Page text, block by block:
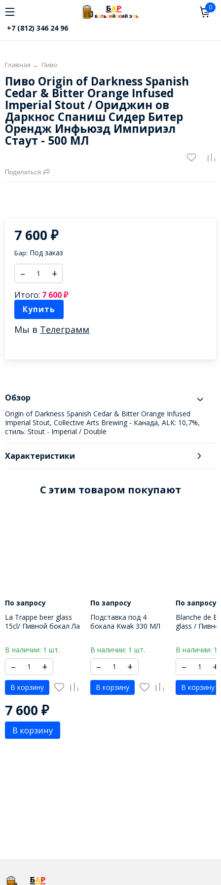
0
+7 (812) 346 24 96
Главная → Пиво
Пиво Origin of Darkness Spanish
Cedar & Bitter Orange Infused
Imperial Stout / Ориджин ов
Даркноc Спаниш Сидер Битер
Орендж Инфьюзд Импириэл
Стаут - 500 МЛ
Поделиться
7 600₽
Бар: Под заказ
– +
Итого: 7 600₽
Купить
Мы в Телеграмм
Обзор
Origin of Darkness Spanish Cedar & Bitter Orange Infused
Imperial Stout, Collective Arts Brewing - Канада, ALK: 10,7%,
стиль: Stout - Imperial / Double
Характеристики
C этим товаром покупают
По запросу
La Trappe beer glass
15cl/ Пивной бокал Ла
В наличии: 1 шт.
– +
В корзину
По запросу
Подставка под 4
бокала Kwak 330 МЛ
В наличии: 1 шт.
– +
В корзину
По запросу
Blanche de
glass /
В наличии: 1
– +
В корзину
7 600 ₽
В корзину